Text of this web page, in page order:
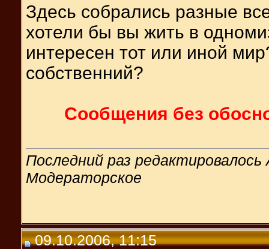
Здесь собрались разные
хотели бы вы жить в
интересен тот или иной
собственний?
Сообщения без
Последний раз редактировалось
Модераторское
09.10.2006, 11:15